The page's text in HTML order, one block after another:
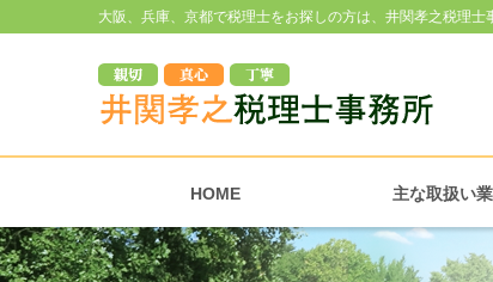
大阪、兵庫、京都で税理士をお探しの方は、井関孝之税理士
HOME 主な取扱い